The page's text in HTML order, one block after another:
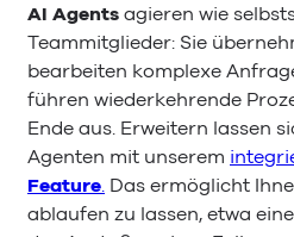
AI Agentsagieren wie
Teammitglieder: Sie
bearbeiten komplexe
führen wiederkehrende
Ende aus. Erweitern lassen
Agenten mit unserem
Feature. Das ermöglicht
ablaufen zu lassen, etwa